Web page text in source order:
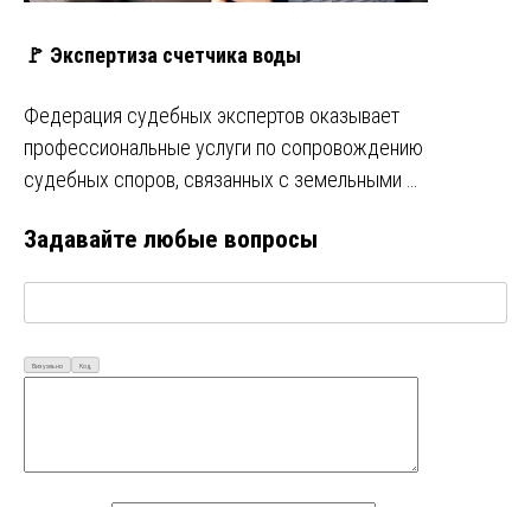
🚩 Экспертиза счетчика воды
Федерация судебных экспертов оказывает
профессиональные услуги по сопровождению
судебных споров, связанных с земельными …
Задавайте любые вопросы
Визуально Код